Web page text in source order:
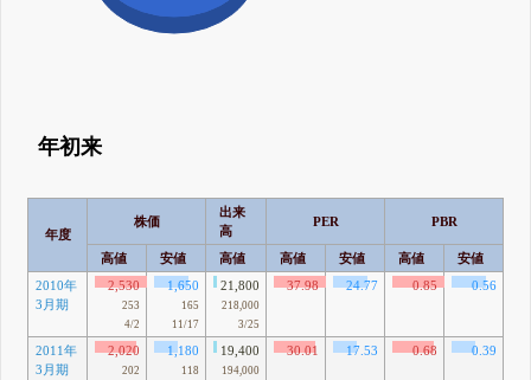
年初来
年度
株価
出来
高
PER PBR
高値 安値 高値 高値 安値 高値 安値
2010年
3月期
2,530
253
4/2
1,650
165
11/17
21,800
218,000
3/25
37.98 24.77 0.85 0.56
2011年
3月期
2,020
202
1,180
118
19,400
194,000
30.01 17.53 0.68 0.39